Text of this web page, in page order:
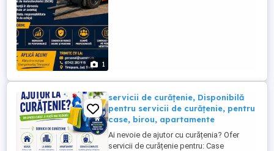
1
servicii de curățenie, Disponibilă
pentru servicii de curățenie, pentru
case, birou, apartamente
Ai nevoie de ajutor cu curățenia? Ofer
servicii de curățenie pentru: Case